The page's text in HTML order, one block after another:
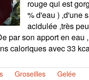
rouge qui est
% d'eau ) ,d'une
acidulée ,très
par son apport en eau
caloriques avec 33
Groseilles Gelée